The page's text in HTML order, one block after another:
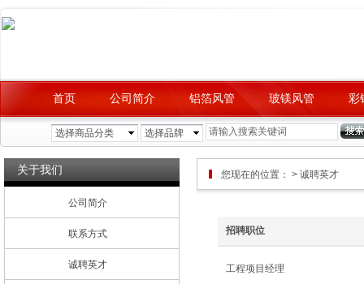
首页 公司简介 铝箔风管 玻镁风管 彩
选择商品分类 选择品牌
关于我们
公司简介
联系方式
诚聘英才
您现在的位置： > 诚聘英才
招聘职位
工程项目经理